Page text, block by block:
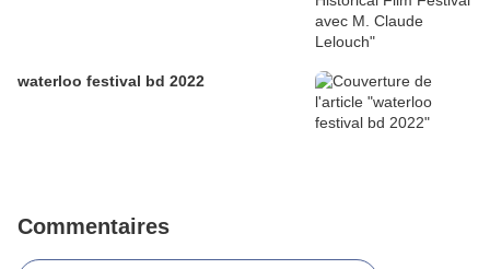
waterloo festival bd 2022
Commentaires